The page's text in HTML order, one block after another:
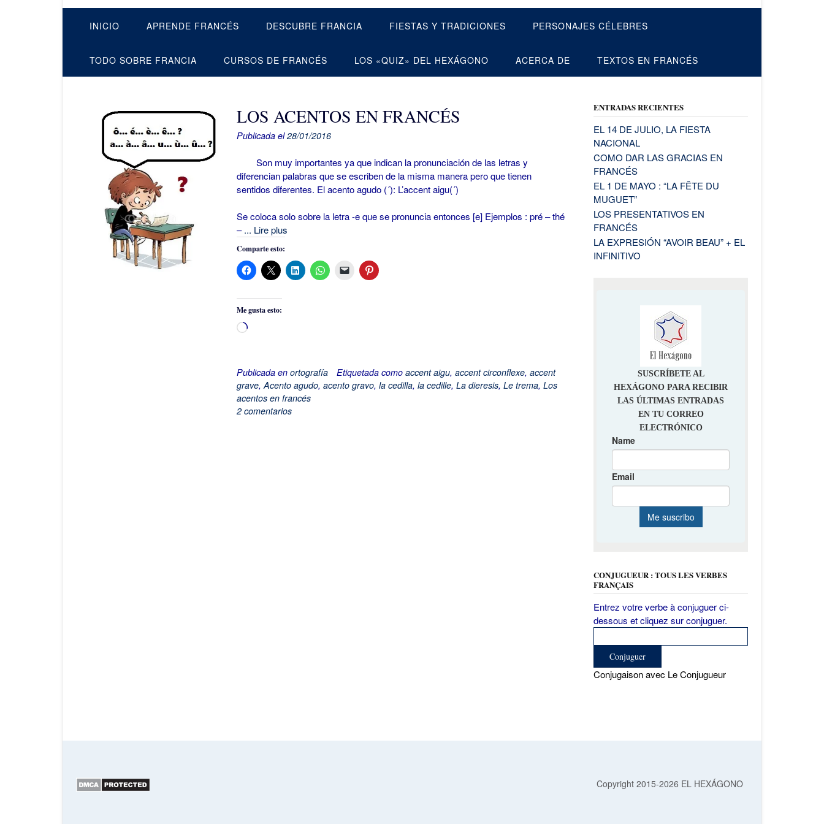
INICIO APRENDE FRANCÉS DESCUBRE FRANCIA FIESTAS Y TRADICIONES PERSONAJES CÉLEBRES
TODO SOBRE FRANCIA CURSOS DE FRANCÉS LOS «QUIZ» DEL HEXÁGONO ACERCA DE TEXTOS EN FRANCÉS
LOS ACENTOS EN FRANCÉS
Publicada el28/01/2016
Son muy importantes ya que indican la pronunciación de las letras y
diferencian palabras que se escriben de la misma manera pero que tienen
sentidos diferentes. El acento agudo (´): L’accent aigu(´)
Se coloca solo sobre la letra -e que se pronuncia entonces [e] Ejemplos : pré – thé
–... Lire plus
Comparte esto:
Me gusta esto:
Cargando...
Publicada en ortografía Etiquetada como accent aigu, accent circonflexe, accent
grave,Acento agudo, acento gravo, la cedilla, la cedille, La dieresis, Le trema, Los
acentos en francés
2 comentarios
ENTRADAS RECIENTES
EL 14 DE JULIO, LA FIESTA
NACIONAL
COMO DAR LAS GRACIAS EN
FRANCÉS
EL 1 DE MAYO : “LA FÊTE DU
MUGUET”
LOS PRESENTATIVOS EN
FRANCÉS
LA EXPRESIÓN “AVOIR BEAU” + EL
INFINITIVO
CONJUGUEUR : TOUS LES VERBES
FRANÇAIS
Entrez votre verbe à conjuguer ci-
dessous et cliquez sur conjuguer.
Conjugaison avec Le Conjugueur
Copyright 2015-2026 EL HEXÁGONO